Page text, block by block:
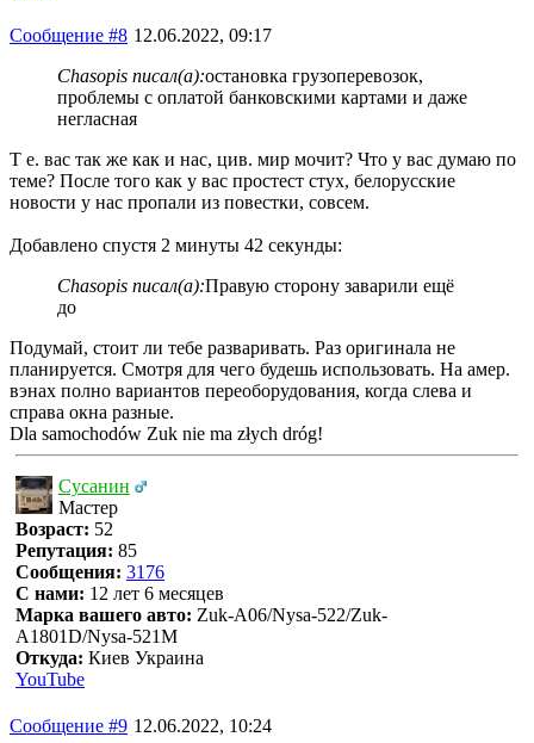
Сообщение #8 12.06.2022, 09:17
Chasopis писал(а):остановка грузоперевозок,
проблемы с оплатой банковскими картами и даже
негласная
Т е. вас так же как и нас, цив. мир мочит? Что у вас думаю по
теме? После того как у вас простест стух, белорусские
новости у нас пропали из повестки, совсем.
Добавлено спустя 2 минуты 42 секунды:
Chasopis писал(а):Правую сторону заварили ещё
до
Подумай, стоит ли тебе разваривать. Раз оригинала не
планируется. Смотря для чего будешь использовать. На амер.
вэнах полно вариантов переоборудования, когда слева и
справа окна разные.
Dla samochodów Zuk nie ma złych dróg!
Сусанин
Мастер
Возраст: 52
Репутация: 85
Сообщения: 3176
С нами: 12 лет 6 месяцев
Марка вашего авто: Zuk-A06/Nysa-522/Zuk-
A1801D/Nysa-521M
Откуда: Киев Украина
YouTube
Сообщение #9 12.06.2022, 10:24